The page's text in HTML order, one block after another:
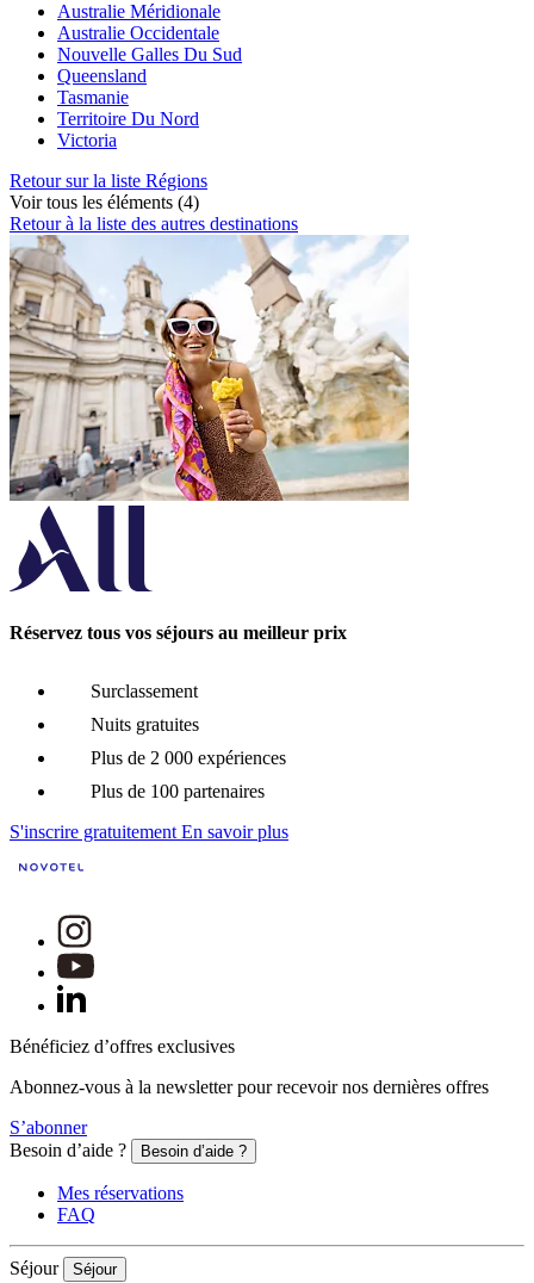
Australie Méridionale
Australie Occidentale
Nouvelle Galles Du Sud
Queensland
Tasmanie
Territoire Du Nord
Victoria
Retour sur la liste Régions
Voir tous les éléments (4)
Retour à la liste des autres destinations
Réservez tous vos séjours au meilleur prix
Surclassement
Nuits gratuites
Plus de 2 000 expériences
Plus de 100 partenaires
S'inscrire gratuitement En savoir plus
Bénéficiez d’offres exclusives
Abonnez-vous à la newsletter pour recevoir nos dernières offres
S’abonner
Besoin d’aide ?
Besoin d’aide ?
Mes réservations
FAQ
Séjour Séjour